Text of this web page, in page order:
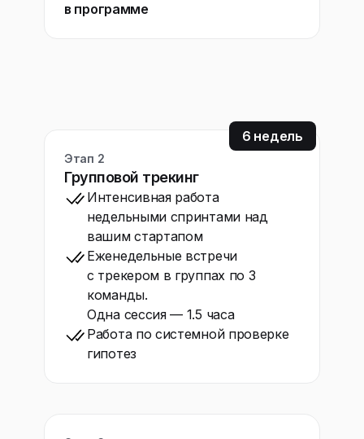
Этап 2
Групповой трекинг
Интенсивная работа
недельными спринтами над
вашим стартапом
Еженедельные встречи
с трекером в группах по 3
команды.
Одна сессия — 1.5 часа
Работа по системной проверке
гипотез
6 недель
в программе